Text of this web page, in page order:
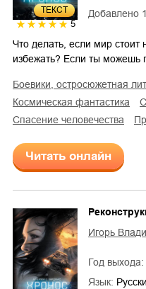
ТЕКСТ
5
Добавлено
Что делать, если мир стоит
избежать? Если ты можешь
боевики, остросюжетная
космическая фантастика
спасение человечества
Читать онлайн
Игорь
Год выхода:
Язык: